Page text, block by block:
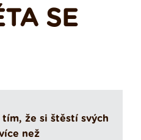
SE
že si štěstí svých
než